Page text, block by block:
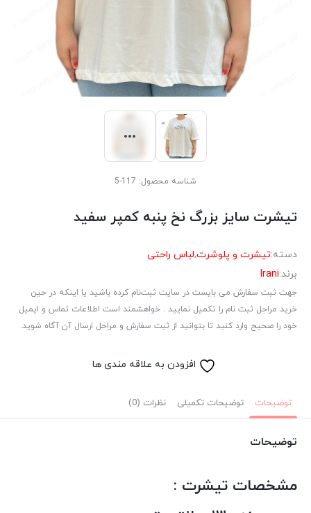
شناسه محصول: 117-5
تیشرت سایز بزرگ نخ پنبه کمپر سفید
دسته:تیشرت و پلوشرت,لباس راحتی
برند:Irani
جهت ثبت سفارش می بایست در سایت ثبت‌نام کرده باشید یا اینکه در حین
خرید مراحل ثبت نام را تکمیل نمایید . خواهشمند است اطلاعات تماس و ایمیل
خود را صحیح وارد کنید تا بتوانید از ثبت سفارش و مراحل ارسال آن آگاه شوید.
افزودن به علاقه مندی ها
توضیحات توضیحات تکمیلی نظرات (0)
توضیحات
مشخصات تیشرت :